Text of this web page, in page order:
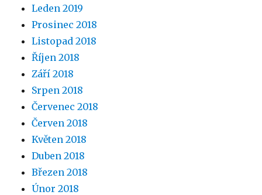
Leden 2019
Prosinec 2018
Listopad 2018
Říjen 2018
Září 2018
Srpen 2018
Červenec 2018
Červen 2018
Květen 2018
Duben 2018
Březen 2018
Únor 2018